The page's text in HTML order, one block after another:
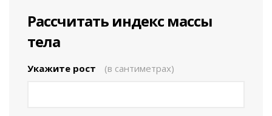
Рассчитать индекс массы
тела
Укажите рост (в сантиметрах)